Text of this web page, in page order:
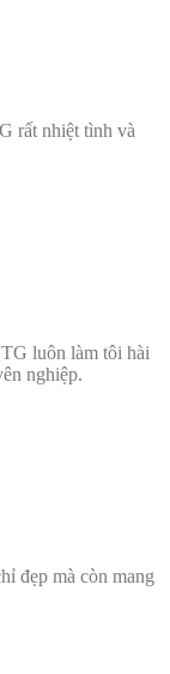
rất nhiệt tình và
luôn làm tôi hài
nghiệp.
đẹp mà còn mang